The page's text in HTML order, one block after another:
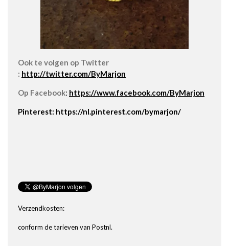
Ook te volgen op Twitter
: http://twitter.com/ByMarjon
Op Facebook: https://www.facebook.com/ByMarjon
Pinterest: https://nl.pinterest.com/bymarjon/
Verzendkosten:
conform de tarieven van Postnl.